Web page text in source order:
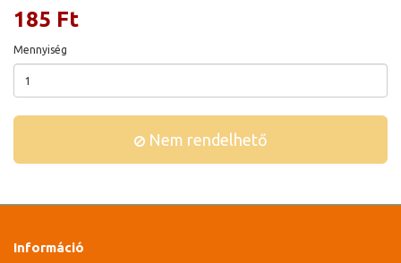
185 Ft
Mennyiség
Nem rendelhető
Információ